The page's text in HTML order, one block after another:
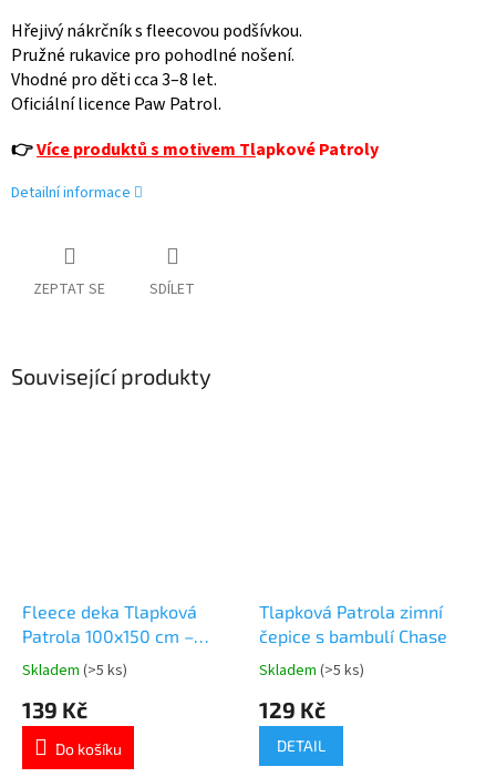
Hřejivý nákrčník s fleecovou podšívkou.
Pružné rukavice pro pohodlné nošení.
Vhodné pro děti cca 3–8 let.
Oficiální licence Paw Patrol.
👉Více produktů s motivem Tlapkové Patroly
Detailní informace
ZEPTAT SE SDÍLET
Související produkty
Fleece deka Tlapková
Patrola 100x150 cm –
hebká a hřejivá
Průměrné
produktu
5,0
Skladem (>5 ks)
139 Kč
Do košíku
Tlapková Patrola zimní
čepice s bambulí Chase
Průměrné
produktu
Skladem (>5 ks)
129 Kč
DETAIL